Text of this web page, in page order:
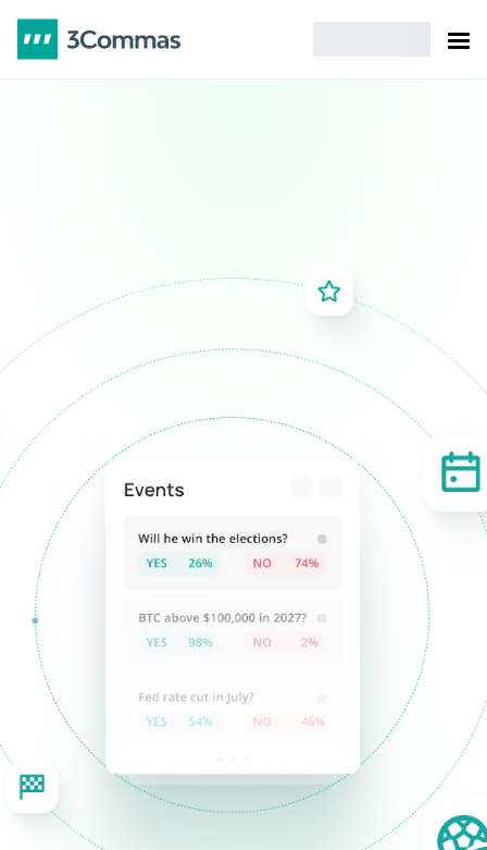
Economics